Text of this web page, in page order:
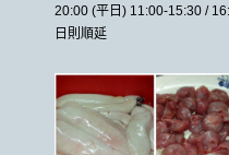
20:00 (平日) 11:00-15:30 /
日則順延